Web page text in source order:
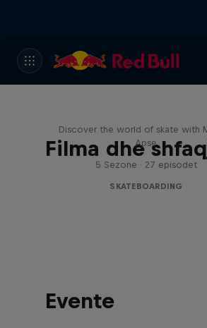
Filma dhe
Discover the world of skate with
Apse
5 Sezone · 27 episodet
SKATEBOARDING
Evente